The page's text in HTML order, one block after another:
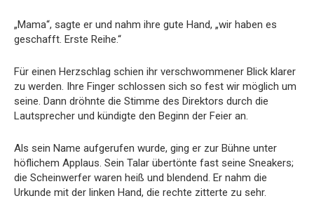
„Mama“, sagte er und nahm ihre gute Hand, „wir haben es
geschafft. Erste Reihe.“
Für einen Herzschlag schien ihr verschwommener Blick klarer
zu werden. Ihre Finger schlossen sich so fest wir möglich um
seine. Dann dröhnte die Stimme des Direktors durch die
Lautsprecher und kündigte den Beginn der Feier an.
Als sein Name aufgerufen wurde, ging er zur Bühne unter
höflichem Applaus. Sein Talar übertönte fast seine Sneakers;
die Scheinwerfer waren heiß und blendend. Er nahm die
Urkunde mit der linken Hand, die rechte zitterte zu sehr.